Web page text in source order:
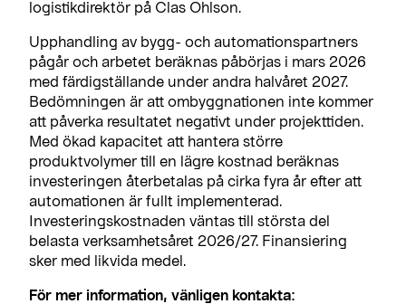
logistikdirektör på Clas Ohlson.
Upphandling av bygg- och automationspartners
pågår och arbetet beräknas påbörjas i mars 2026
med färdigställande under andra halvåret 2027.
Bedömningen är att ombyggnationen inte kommer
att påverka resultatet negativt under projekttiden.
Med ökad kapacitet att hantera större
produktvolymer till en lägre kostnad beräknas
investeringen återbetalas på cirka fyra år efter att
automationen är fullt implementerad.
Investeringskostnaden väntas till största del
belasta verksamhetsåret 2026/27. Finansiering
sker med likvida medel.
För mer information, vänligen kontakta: